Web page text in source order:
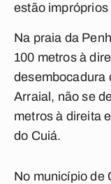
estão impróprios
Na praia da
100 metros à
desembocadura
Arraial, não se
metros à direita
do Cuiá.
No município de